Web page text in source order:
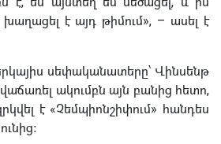
է այդ թիմում», – ասել է
սեփականատերը՝ Վինսենթ
ակումբն այն բանից հետո,
է «Չեմպիոնշիփում» հանդես